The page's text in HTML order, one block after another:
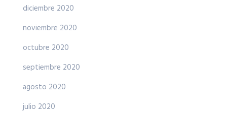
diciembre 2020
noviembre 2020
octubre 2020
septiembre 2020
agosto 2020
julio 2020